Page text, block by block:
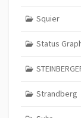
Squier
Status
Strandberg